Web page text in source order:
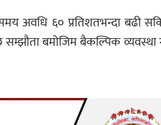
अवधि ६० प्रतिशतभन्दा बढी
बमोजिम बैकल्पिक व्यवस्था